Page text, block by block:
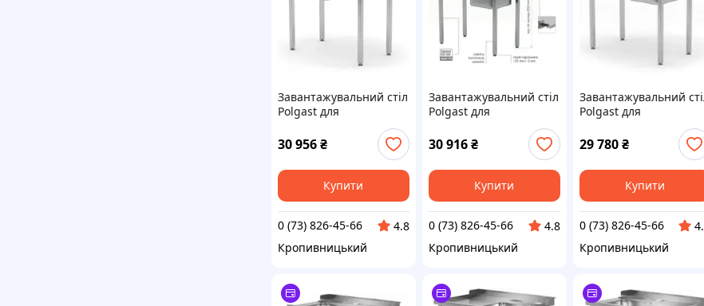
Завантажувальний стіл
Polgast для
посудомийних машин
(R) з мийкою (L) без
полиці 1100X760X850
(248117760P)
30 956₴
Купити
0 (73) 826-45-66
4.8
Кропивницький
Завантажувальний стіл
Polgast для
посудомийних машин з
раковиною без полиці
- лівий Pol-248-L
30 916₴
Купити
0 (73) 826-45-66
4.8
Кропивницький
Завантажувальний
Polgast для
посудомийних машин
(L) з раковиною (R) без
полиці 1100X700X850
(248117L)
29 780 ₴
Купити
0 (73) 826-45-66
Кропивницький